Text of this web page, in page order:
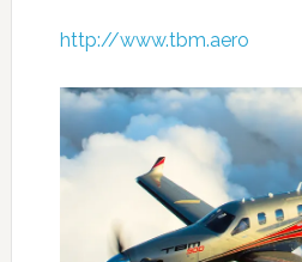
http://www.tbm.aero